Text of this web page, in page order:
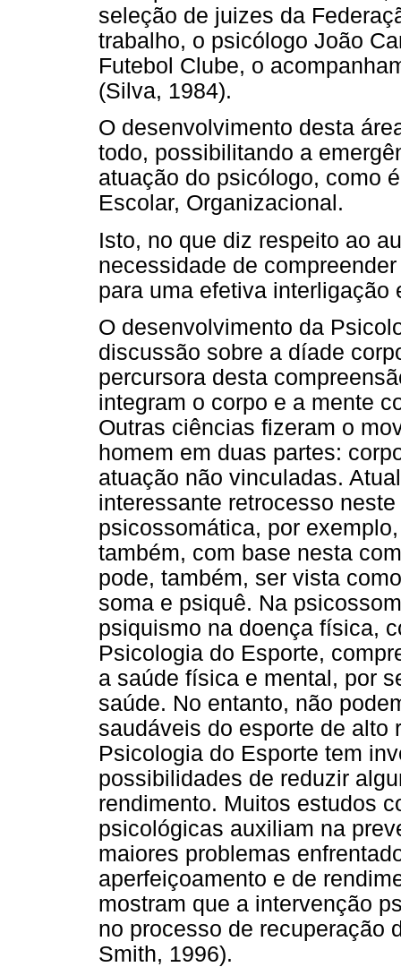
seleção de juizes da
trabalho, o psicólogo João
Futebol Clube, o
(Silva, 1984).
O desenvolvimento desta
todo, possibilitando a
atuação do psicólogo, como
Escolar, Organizacional.
Isto, no que diz respeito ao
necessidade de
para uma efetiva interligação
O desenvolvimento da
discussão sobre a díade
percursora desta
integram o corpo e a mente
Outras ciências fizeram o
homem em duas partes:
atuação não vinculadas.
interessante retrocesso
psicossomática, por
também, com base nesta
pode, também, ser vista
soma e psiquê. Na
psiquismo na doença física,
Psicologia do Esporte,
a saúde física e mental, por
saúde. No entanto, não
saudáveis do esporte de alto
Psicologia do Esporte tem
possibilidades de reduzir
rendimento. Muitos estudos
psicológicas auxiliam na
maiores problemas
aperfeiçoamento e de
mostram que a intervenção
no processo de recuperação
Smith, 1996).